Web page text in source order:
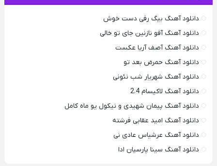
دانلود آهنگ بیگ رفی دست خوش
دانلود آهنگ آفو نازنین جای تو خالی
دانلود آهنگ آصف آریا عکست
دانلود آهنگ حمرض بعد تو
دانلود آهنگ شهریار شب نئونی
دانلود آهنگ لاکیسام 2.4
دانلود آهنگ پیمان شهیدی و نیکول یو ماه کامل
دانلود آهنگ امید عقابی فرشته
دانلود آهنگ عرشیاس عادی نی
دانلود آهنگ سینا پارسیان ادا